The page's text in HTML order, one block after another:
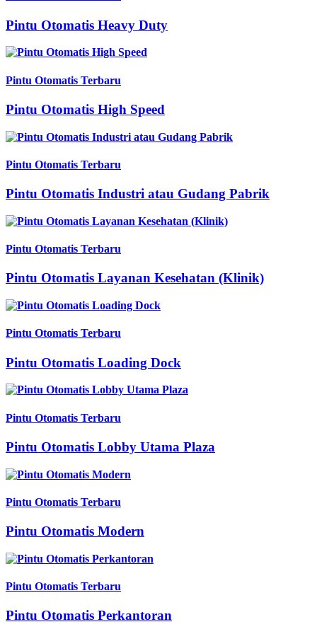
Pintu Otomatis Heavy Duty
Pintu Otomatis Terbaru
Pintu Otomatis High Speed
Pintu Otomatis Terbaru
Pintu Otomatis Industri atau Gudang Pabrik
Pintu Otomatis Terbaru
Pintu Otomatis Layanan Kesehatan (Klinik)
Pintu Otomatis Terbaru
Pintu Otomatis Loading Dock
Pintu Otomatis Terbaru
Pintu Otomatis Lobby Utama Plaza
Pintu Otomatis Terbaru
Pintu Otomatis Modern
Pintu Otomatis Terbaru
Pintu Otomatis Perkantoran